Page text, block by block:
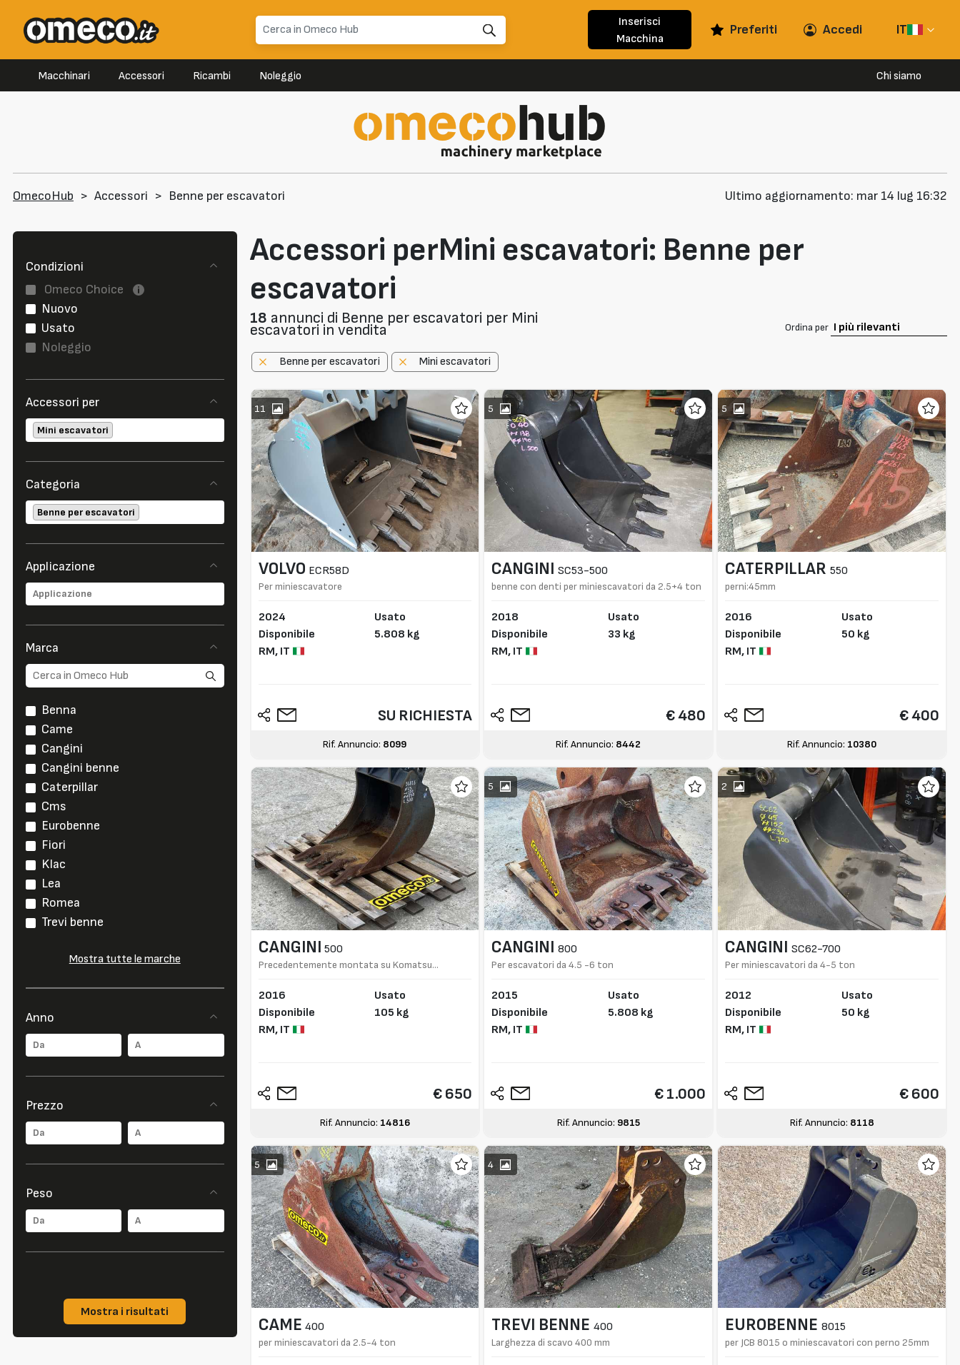
Inserisci
Macchina
Preferiti Accedi IT
Macchinari Accessori Ricambi Noleggio Chi siamo
OmecoHub > Accessori > Benne per escavatori Ultimo aggiornamento: mar 14 lug 16:32
Condizioni
Omeco Choice
Nuovo
Usato
Noleggio
Accessori per
Mini escavatori
Categoria
Benne per escavatori
Applicazione
Marca
Benna
Came
Cangini
Cangini benne
Caterpillar
Cms
Eurobenne
Fiori
Klac
Lea
Romea
Trevi benne
Mostra tutte le marche
Anno
Prezzo
Peso
Mostra i risultati
Accessori perMini escavatori: Benne per
escavatori
18 annunci di Benne per escavatori per Mini
escavatori in vendita Ordina per
Benne per escavatori Mini escavatori
11
VOLVO ECR58D
Per miniescavatore
2024
Disponibile
RM,IT
Usato
5.808 kg
SU RICHIESTA
Rif. Annuncio: 8099
5
CANGINI SC53-500
benne con denti per miniescavatori da 2.5+4 ton
2018
Disponibile
RM, IT
Usato
33 kg
€ 480
Rif. Annuncio: 8442
5
CATERPILLAR 550
perni:45mm
2016
Disponibile
RM, IT
Usato
50 kg
€ 400
Rif. Annuncio: 10380
CANGINI 500
Precedentemente montata su Komatsu
2016
Disponibile
RM,IT
Usato
105 kg
€ 650
Rif. Annuncio: 14816
5
CANGINI 800
Per escavatori da 4.5 -6 ton
2015
Disponibile
RM, IT
Usato
5.808 kg
€ 1.000
Rif. Annuncio: 9815
2
CANGINI SC62-700
Per miniescavatori da 4-5 ton
2012
Disponibile
RM, IT
Usato
50 kg
€ 600
Rif. Annuncio: 8118
5
CAME 400
per miniescavatori da 2.5-4 ton
4
TREVI BENNE 400
Larghezza di scavo 400 mm
EUROBENNE 8015
per JCB 8015 o miniescavatori con perno 25mm